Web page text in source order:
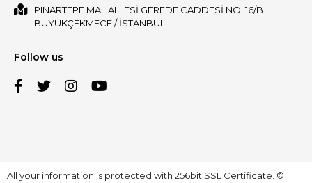
PINARTEPE MAHALLESİ GEREDE CADDESİ NO: 16/B
BÜYÜKÇEKMECE / İSTANBUL
Follow us
All your information is protected with 256bit SSL Certificate. ©